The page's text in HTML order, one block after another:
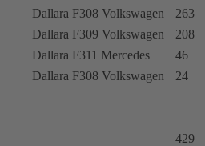
Dallara F308 Volkswagen
263
Dallara F309 Volkswagen
208
Dallara F311 Mercedes
46
Dallara F308 Volkswagen 24
429